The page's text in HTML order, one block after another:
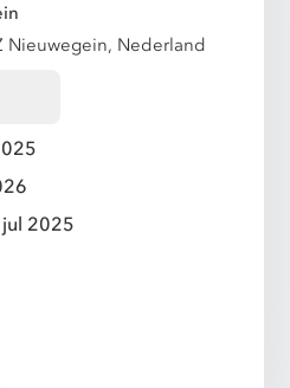
Nieuwegein, Nederland
2025